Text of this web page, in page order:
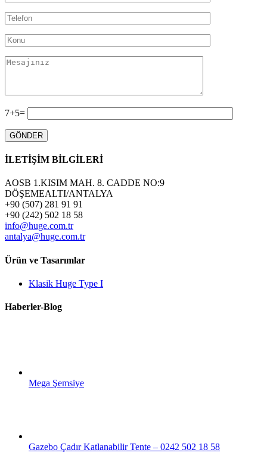
7+5=
GÖNDER
İLETİŞİM BİLGİLERİ
AOSB 1.KISIM MAH. 8. CADDE NO:9
DÖŞEMEALTI/ANTALYA
+90 (507) 281 91 91
+90 (242) 502 18 58
info@huge.com.tr
antalya@huge.com.tr
Ürün ve Tasarımlar
Klasik Huge Type I
Haberler-Blog
Mega Şemsiye
Gazebo Çadır Katlanabilir Tente – 0242 502 18 58